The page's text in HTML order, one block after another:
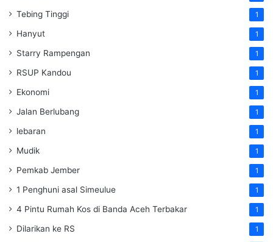
Tebing Tinggi 1
Hanyut 1
Starry Rampengan 1
RSUP Kandou 1
Ekonomi 1
Jalan Berlubang 1
lebaran 1
Mudik 1
Pemkab Jember 1
1 Penghuni asal Simeulue 1
4 Pintu Rumah Kos di Banda Aceh Terbakar 1
Dilarikan ke RS 1